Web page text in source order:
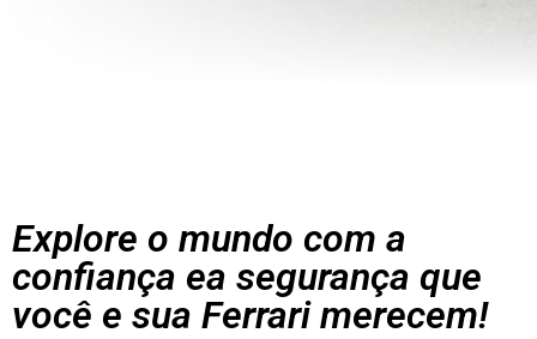
Explore o mundo com a
confiança ea segurança que
você e sua Ferrari merecem!